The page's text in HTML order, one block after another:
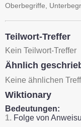
Oberbegriffe,
Teilwort-Treffer
Kein Teilwort-Treffer
Ähnlich
Keine ähnlichen
Wiktionary
Bedeutungen:
1. Folge von